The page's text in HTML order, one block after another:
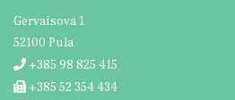
Gervaisova 1
52100 Pula
+385 98 825 415
+385 52 354 434